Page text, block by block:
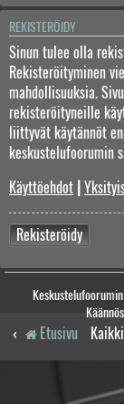
REKISTERÖIDY
Sinun tulee olla
Rekisteröityminen
mahdollisuuksia.
rekisteröityneille
liittyvät käytännöt
keskustelufoorumin
Käyttöehdot
Rekisteröidy
Etusivu